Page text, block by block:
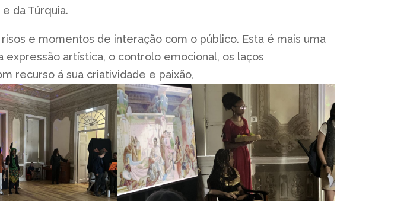
da Túrquia.
e momentos de interação com o público. Esta é mais uma
expressão artística, o controlo emocional, os laços
recurso á sua criatividade e paixão,